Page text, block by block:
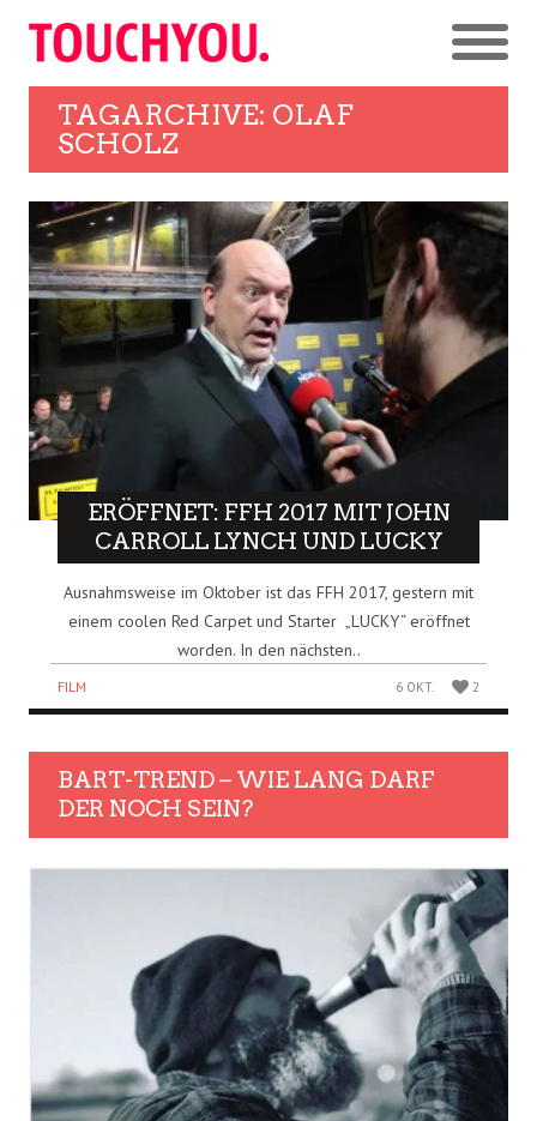
TAGARCHIVE: OLAF
SCHOLZ
ERÖFFNET: FFH 2017 MIT JOHN
CARROLL LYNCH UND LUCKY
Ausnahmsweise im Oktober ist das FFH 2017, gestern mit
einem coolen Red Carpet und Starter „LUCKY“ eröffnet
worden. In den nächsten..
FILM 6 OKT. 2
BART-TREND – WIE LANG DARF
DER NOCH SEIN?